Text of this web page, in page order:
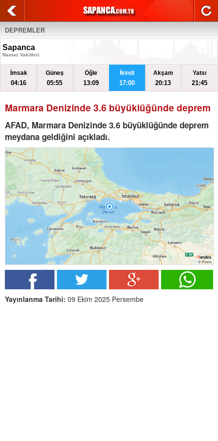
DEPREMLER
Sapanca
Namaz Vakitleri
İmsak
04:16
Güneş
05:55
Öğle
13:09
İkindi
17:00
Akşam
20:13
Yatsı
21:45
Marmara Denizinde 3.6 büyüklüğünde deprem
AFAD, Marmara Denizinde 3.6 büyüklüğünde deprem
meydana geldiğini açıkladı.
Yayınlanma Tarihi: 09 Ekim 2025 Persembe